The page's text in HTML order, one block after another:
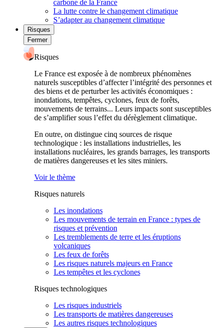
carbone de la France
La lutte contre le changement climatique
S’adapter au changement climatique
Risques
Fermer
Risques
Le France est exposée à de nombreux phénomènes
naturels susceptibles d’affecter l’intégrité des personnes et
des biens et de perturber les activités économiques :
inondations, tempêtes, cyclones, feux de forêts,
mouvements de terrains... Leurs impacts sont susceptibles
de s’amplifier sous l’effet du dérèglement climatique.
En outre, on distingue cinq sources de risque
technologique : les installations industrielles, les
installations nucléaires, les grands barrages, les transports
de matières dangereuses et les sites miniers.
Voir le thème
Risques naturels
Les inondations
Les mouvements de terrain en France : types de
risques et prévention
Les tremblements de terre et les éruptions
volcaniques
Les feux de forêts
Les risques naturels majeurs en France
Les tempêtes et les cyclones
Risques technologiques
Les risques industriels
Les transports de matières dangereuses
Les autres risques technologiques